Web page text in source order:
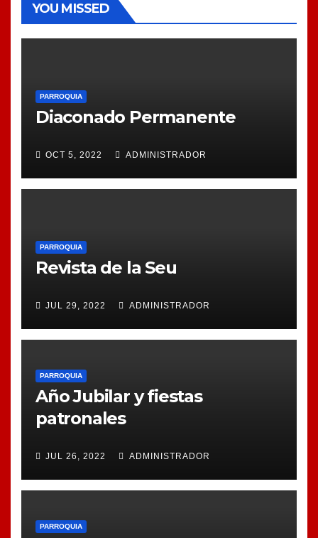
YOU MISSED
PARROQUIA
Diaconado Permanente
OCT 5, 2022 ADMINISTRADOR
PARROQUIA
Revista de la Seu
JUL 29, 2022 ADMINISTRADOR
PARROQUIA
Año Jubilar y fiestas
patronales
JUL 26, 2022 ADMINISTRADOR
PARROQUIA